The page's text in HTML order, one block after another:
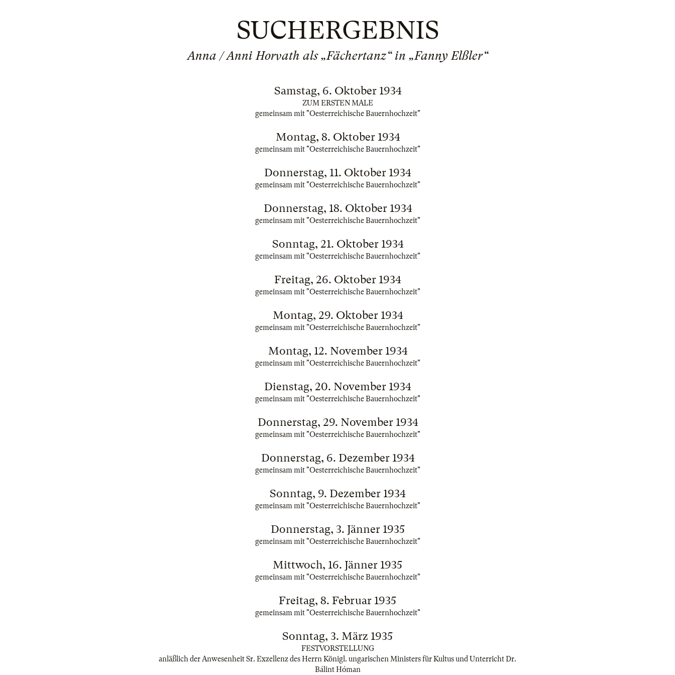
SUCHERGEBNIS
Anna / Anni Horvath als „Fächertanz“ in „Fanny Elßler“
Samstag, 6. Oktober 1934
ZUM ERSTEN MALE
gemeinsam mit "Oesterreichische Bauernhochzeit"
Montag, 8. Oktober 1934
gemeinsam mit "Oesterreichische Bauernhochzeit"
Donnerstag, 11. Oktober 1934
gemeinsam mit "Oesterreichische Bauernhochzeit"
Donnerstag, 18. Oktober 1934
gemeinsam mit "Oesterreichische Bauernhochzeit"
Sonntag, 21. Oktober 1934
gemeinsam mit "Oesterreichische Bauernhochzeit"
Freitag, 26. Oktober 1934
gemeinsam mit "Oesterreichische Bauernhochzeit"
Montag, 29. Oktober 1934
gemeinsam mit "Oesterreichische Bauernhochzeit"
Montag, 12. November 1934
gemeinsam mit "Oesterreichische Bauernhochzeit"
Dienstag, 20. November 1934
gemeinsam mit "Oesterreichische Bauernhochzeit"
Donnerstag, 29. November 1934
gemeinsam mit "Oesterreichische Bauernhochzeit"
Donnerstag, 6. Dezember 1934
gemeinsam mit "Oesterreichische Bauernhochzeit"
Sonntag, 9. Dezember 1934
gemeinsam mit "Oesterreichische Bauernhochzeit"
Donnerstag, 3. Jänner 1935
gemeinsam mit "Oesterreichische Bauernhochzeit"
Mittwoch, 16. Jänner 1935
gemeinsam mit "Oesterreichische Bauernhochzeit"
Freitag, 8. Februar 1935
gemeinsam mit "Oesterreichische Bauernhochzeit"
Sonntag, 3. März 1935
FESTVORSTELLUNG
anläßlich der Anwesenheit Sr. Exzellenz des Herrn Königl. ungarischen Ministers für Kultus und Unterricht Dr.
Bálint Hóman